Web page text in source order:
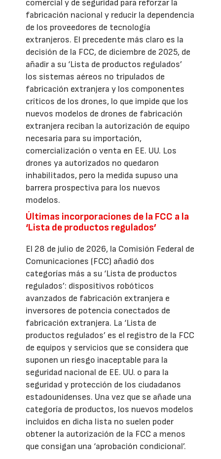
comercial y de seguridad para reforzar la
fabricación nacional y reducir la dependencia
de los proveedores de tecnología
extranjeros. El precedente más claro es la
decisión de la FCC, de diciembre de 2025, de
añadir a su ‘Lista de productos regulados’
los sistemas aéreos no tripulados de
fabricación extranjera y los componentes
críticos de los drones, lo que impide que los
nuevos modelos de drones de fabricación
extranjera reciban la autorización de equipo
necesaria para su importación,
comercialización o venta en EE. UU. Los
drones ya autorizados no quedaron
inhabilitados, pero la medida supuso una
barrera prospectiva para los nuevos
modelos.
Últimas incorporaciones de la FCC a la
‘Lista de productos regulados’
El 28 de julio de 2026, la Comisión Federal de
Comunicaciones (FCC) añadió dos
categorías más a su ‘Lista de productos
regulados’: dispositivos robóticos
avanzados de fabricación extranjera e
inversores de potencia conectados de
fabricación extranjera. La ‘Lista de
productos regulados’ es el registro de la FCC
de equipos y servicios que se considera que
suponen un riesgo inaceptable para la
seguridad nacional de EE. UU. o para la
seguridad y protección de los ciudadanos
estadounidenses. Una vez que se añade una
categoría de productos, los nuevos modelos
incluidos en dicha lista no suelen poder
obtener la autorización de la FCC a menos
que consigan una ‘aprobación condicional’.